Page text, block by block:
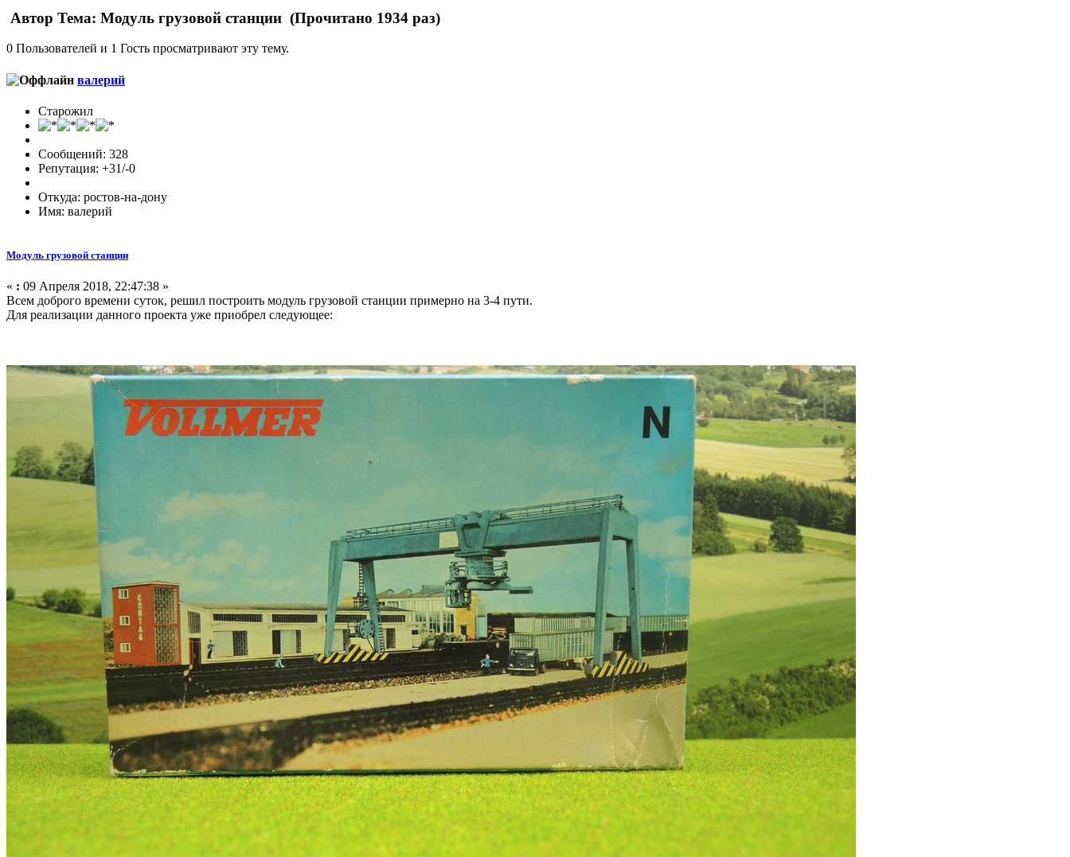
Автор Тема: Модуль грузовой станции (Прочитано 1934 раз)
0 Пользователей и 1 Гость просматривают эту тему.
валерий
Старожил
Сообщений: 328
Репутация: +31/-0
Откуда: ростов-на-дону
Имя: валерий
Модуль грузовой станции
« : 09 Апреля 2018, 22:47:38 »
Всем доброго времени суток, решил построить модуль грузовой станции примерно на 3-4 пути.
Для реализации данного проекта уже приобрел следующее: